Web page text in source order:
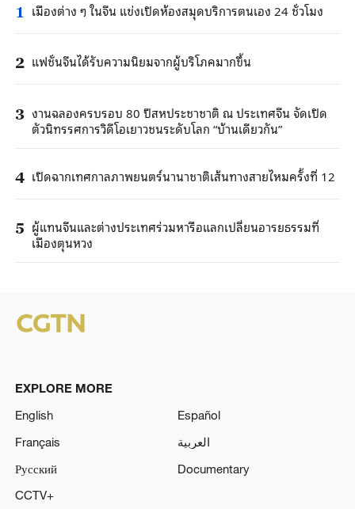
1 เมืองต่าง ๆ ในจีน แข่งเปิดห้องสมุดบริการตนเอง 24 ชั่วโมง
2 แฟชั่นจีนได้รับความนิยมจากผู้บริโภคมากขึ้น
3 งานฉลองครบรอบ 80 ปีสหประชาชาติ ณ ประเทศจีน จัดเปิด
ตัวนิทรรศการวิดีโอเยาวชนระดับโลก “บ้านเดียวกัน”
4 เปิดฉากเทศกาลภาพยนตร์นานาชาติเส้นทางสายไหมครั้งที่ 12
5 ผู้แทนจีนและต่างประเทศร่วมหารือแลกเปลี่ยนอารยธรรมที่
เมืองตุนหวง
EXPLORE MORE
English
Español
Français
العربية
Русский
Documentary
CCTV+